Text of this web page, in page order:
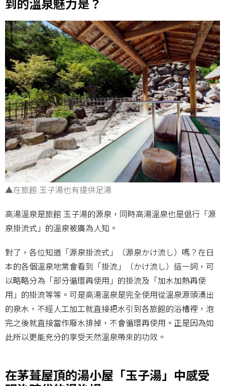
▲在旅館 玉子湯也有提供足湯
高湯溫泉是旅館 玉子湯的源泉，同時高湯溫泉也是倡行「源
泉掛流式」的溫泉被廣為人知。
對了，各位知道「源泉掛流式」（源泉かけ流し）嗎？在日
本的各個溫泉地常會看到「掛流」（かけ流し）這一詞，可
以略略分為「部分循環再使用」的掛流及「加水加熱再使
用」的掛流等等。可是高湯溫泉是完全使用從溫泉源頭湧出
的泉水，不經人工加工就直接把水引到各旅館的浴槽裡，泡
完之後就直接當作廢水排掉，不會循環再使用。正是因為如
此所以更能充分的享受天然溫泉帶來的功效。
在茅葺屋頂的湯小屋「玉子湯」中感受